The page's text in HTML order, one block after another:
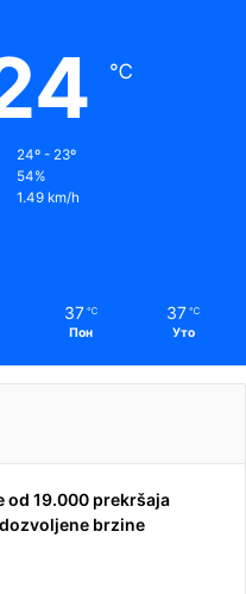
℃
24º - 23º
54%
1.49 km/h
37 ℃
Пон
37 ℃
Уто
od 19.000 prekršaja
brzine